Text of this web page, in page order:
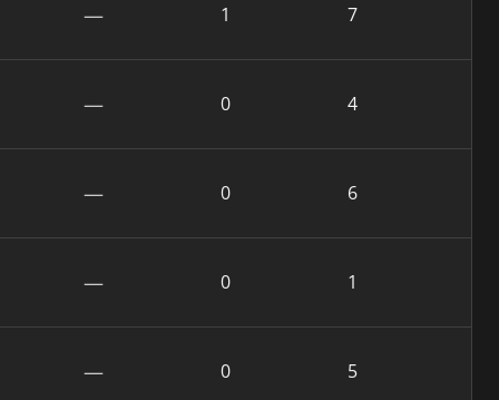
— 1 7
— 0 4
— 0 6
— 0 1
— 0 5